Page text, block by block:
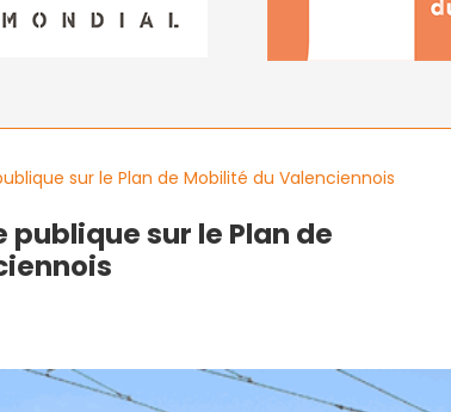
sur le Plan de Mobilité du Valenciennois
publique sur le Plan de